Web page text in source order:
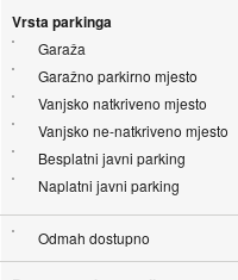
Vrsta parkinga
Garaža
Garažno parkirno mjesto
Vanjsko natkriveno mjesto
Vanjsko ne-natkriveno mjesto
Besplatni javni parking
Naplatni javni parking
Odmah dostupno